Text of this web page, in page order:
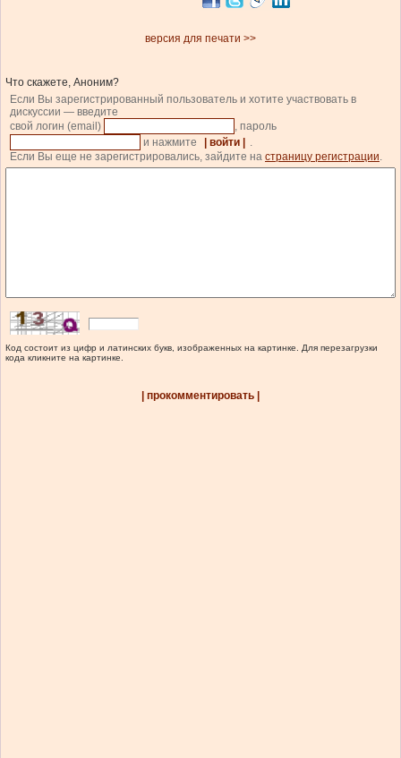
версия для печати >>
Что скажете, Аноним?
Если Вы зарегистрированный пользователь и хотите участвовать в
дискуссии — введите
свой логин (email)
, пароль
и нажмите
| войти |
.
Если Вы еще не зарегистрировались, зайдите на страницу регистрации.
Код состоит из цифр и латинских букв, изображенных на картинке. Для перезагрузки
кода кликните на картинке.
| прокомментировать |